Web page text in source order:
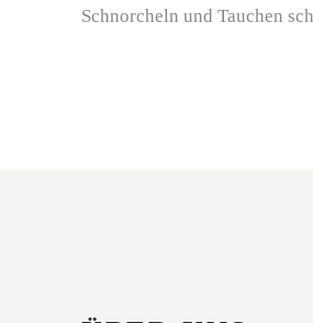
Schnorcheln und Tauchen